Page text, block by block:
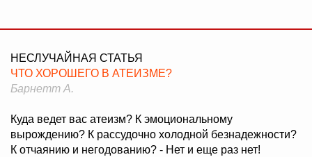
НЕСЛУЧАЙНАЯ СТАТЬЯ
ЧТО ХОРОШЕГО В АТЕИЗМЕ?
Барнетт А.
Куда ведет вас атеизм? К эмоциональному
вырождению? К рассудочно холодной безнадежности?
К отчаянию и негодованию? - Нет и еще раз нет!